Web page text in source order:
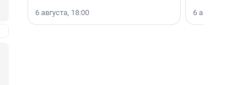
6 августа, 18:00
области».
6